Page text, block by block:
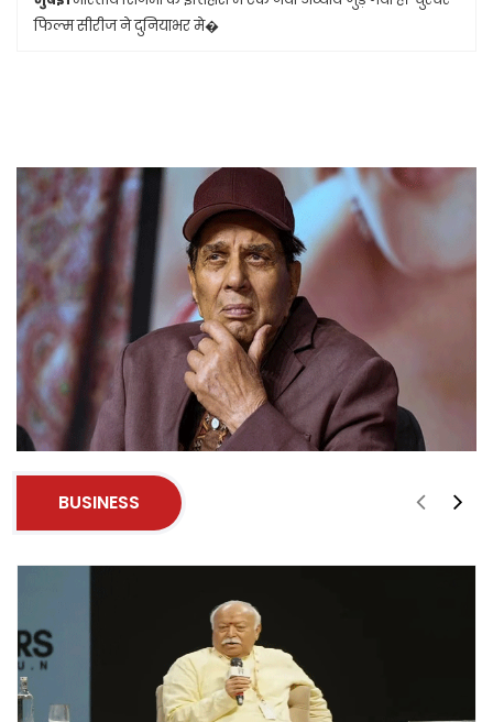
फिल्म सीरीज ने दुनियाभर मे�
BUSINESS